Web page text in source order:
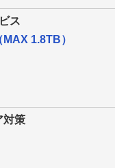
ス
1.8TB）
対策